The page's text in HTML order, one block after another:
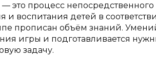
это процесс непосредственного
воспитания детей в
прописан объём знаний.
игры и подготавливается
задачу.